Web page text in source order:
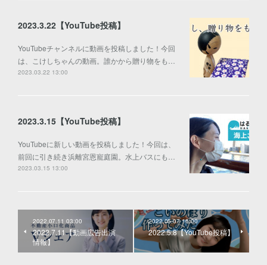
2023.3.22【YouTube投稿】
YouTubeチャンネルに動画を投稿しました！今回
は、こけしちゃんの動画。誰かから贈り物をも…
2023.03.22 13:00
2023.3.15【YouTube投稿】
YouTubeに新しい動画を投稿しました！今回は、
前回に引き続き浜離宮恩寵庭園。水上バスにも…
2023.03.15 13:00
2022.07.11 03:00
2022.7.11【動画広告出演
情報】
2022.05.07 16:00
2022.5.8【YouTube投稿】